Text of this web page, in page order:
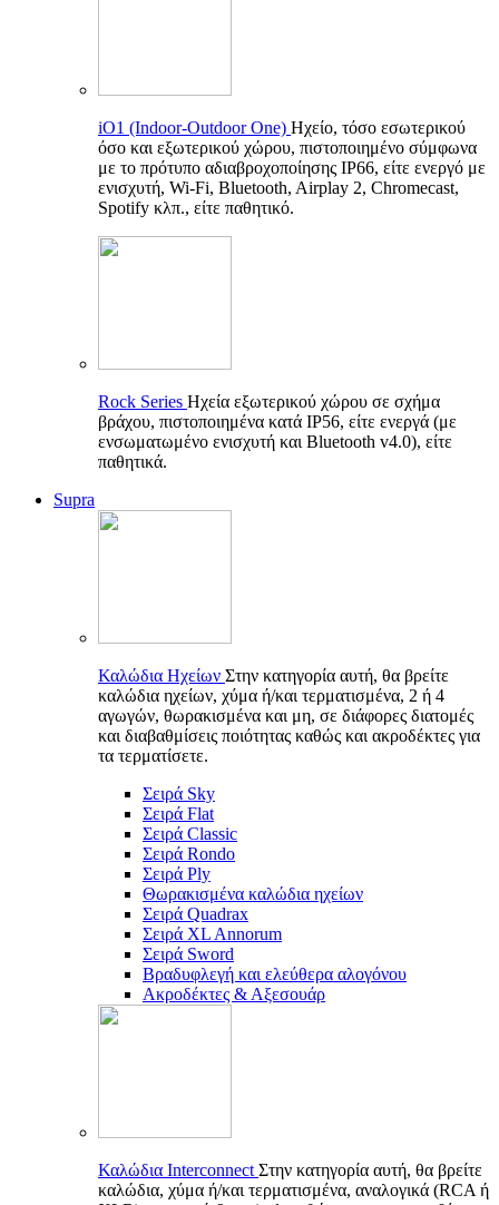
iO1 (Indoor-Outdoor One) Ηχείο, τόσο εσωτερικού
όσο και εξωτερικού χώρου, πιστοποιημένο σύμφωνα
με το πρότυπο αδιαβροχοποίησης IP66, είτε ενεργό με
ενισχυτή, Wi-Fi, Bluetooth, Airplay 2, Chromecast,
Spotify κλπ., είτε παθητικό.
Rock Series Ηχεία εξωτερικού χώρου σε σχήμα
βράχου, πιστοποιημένα κατά IP56, είτε ενεργά (με
ενσωματωμένο ενισχυτή και Bluetooth v4.0), είτε
παθητικά.
Supra
Καλώδια Ηχείων Στην κατηγορία αυτή, θα βρείτε
καλώδια ηχείων, χύμα ή/και τερματισμένα, 2 ή 4
αγωγών, θωρακισμένα και μη, σε διάφορες διατομές
και διαβαθμίσεις ποιότητας καθώς και ακροδέκτες για
τα τερματίσετε.
Σειρά Sky
Σειρά Flat
Σειρά Classic
Σειρά Rondo
Σειρά Ply
Θωρακισμένα καλώδια ηχείων
Σειρά Quadrax
Σειρά XL Annorum
Σειρά Sword
Βραδυφλεγή και ελεύθερα αλογόνου
Ακροδέκτες & Αξεσουάρ
Καλώδια Interconnect Στην κατηγορία αυτή, θα βρείτε
καλώδια, χύμα ή/και τερματισμένα, αναλογικά (RCA ή